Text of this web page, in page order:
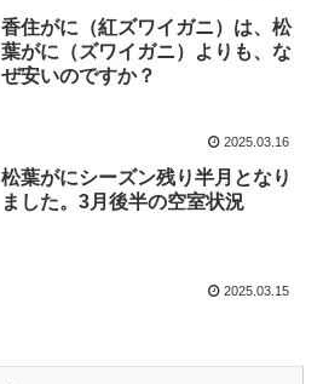
香住がに（紅ズワイガニ）は、松
葉がに（ズワイガニ）よりも、な
ぜ安いのですか？
2025.03.16
松葉がにシーズン残り半月となり
ました。3月後半の空室状況
2025.03.15